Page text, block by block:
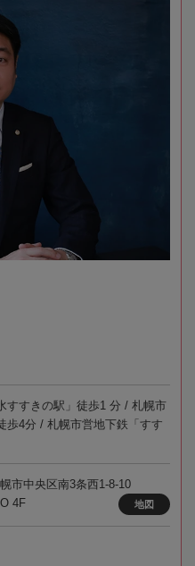
すすきの駅」徒歩1 分 / 札幌市
歩4分 / 札幌市営地下鉄「すす
市中央区南3条西1-8-10
4F
地図